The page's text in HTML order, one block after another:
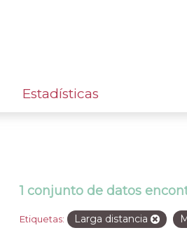
Estadísticas
1 conjunto de datos
Etiquetas: Larga distancia